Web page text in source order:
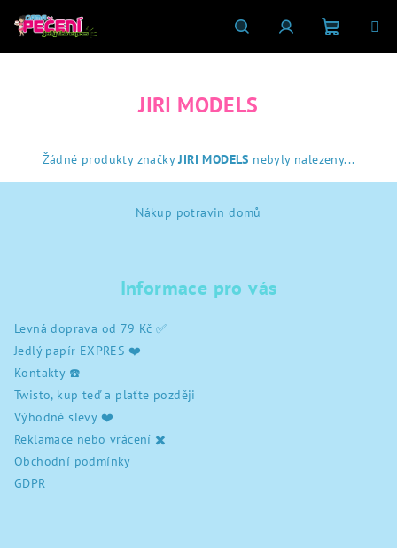
HledatPřihlášeníNákupní
JIRI MODELS
Žádné produkty značkyJIRI MODELS nebyly nalezeny...
Nákup potravin domů
Informace pro vás
Levná doprava od 79 Kč ✅
Jedlý papír EXPRES ❤️
Kontakty ☎️
Twisto, kup teď a plaťte později
Výhodné slevy ❤️
Reklamace nebo vrácení ✖️
Obchodní podmínky
GDPR